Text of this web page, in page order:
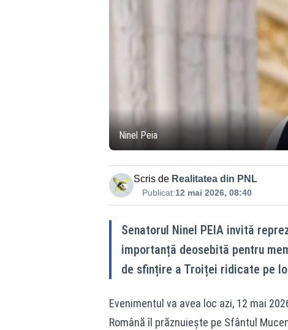
Ninel Peia
Scris de Realitatea din PNL
Publicat:12 mai 2026, 08:40
Senatorul Ninel PEIA invită
importanță deosebită pentru
de sfințire a Troiței ridicate pe
Evenimentul va avea loc azi, 12 mai
Română îl prăznuiește pe Sfântul